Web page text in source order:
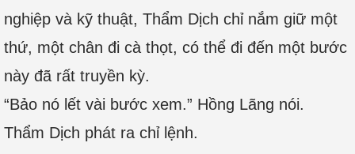
nghiệp và kỹ thuật, Thẩm Dịch chỉ nắm giữ một
thứ, một chân đi cà thọt, có thể đi đến một bước
này đã rất truyền kỳ.
“Bảo nó lết vài bước xem.” Hồng Lãng nói.
Thẩm Dịch phát ra chỉ lệnh.